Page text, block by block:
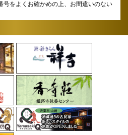
をよくお確かめの上、お間違いのない